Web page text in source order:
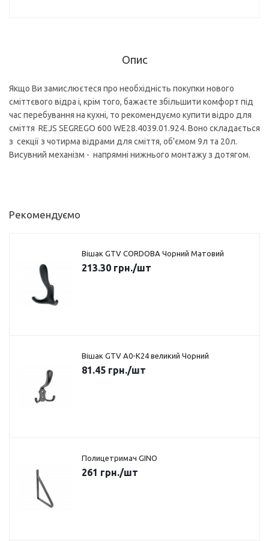
Опис
Якщо Ви замислюєтеся про необхідність покупки нового
сміттєвого відра і, крім того, бажаєте збільшити комфорт під
час перебування на кухні, то рекомендуємо купити відро для
сміття REJS SEGREGO 600 WE28.4039.01.924. Воно складається
з секції з чотирма відрами для сміття, об'ємом 9л та 20л.
Висувний механізм - напрямні нижнього монтажу з дотягом.
Рекомендуємо
Вішак GTV CORDOBA Чорний Матовий
213.30 грн./шт
Вішак GTV A0-K24 великий Чорний
81.45 грн./шт
Полицетримач GINO
261 грн./шт